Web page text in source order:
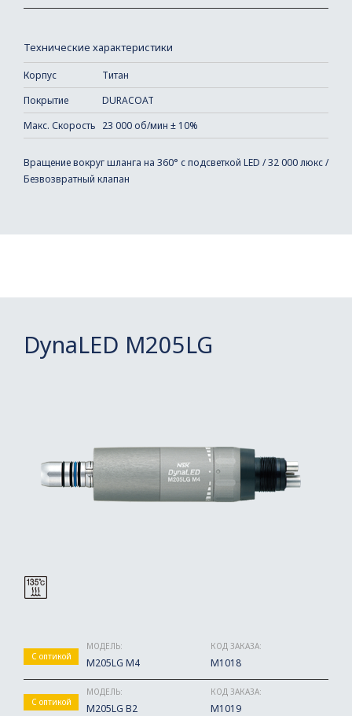
Технические характеристики
Корпус
Титан
Покрытие
DURACOAT
Макс. Скорость 23 000 об/мин ± 10%
Вращение вокруг шланга на 360° с подсветкой LED / 32 000 люкс /
Безвозвратный клапан
DynaLED M205LG
С оптикой
МОДЕЛЬ:
M205LG M4
КОД ЗАКАЗА:
M1018
С оптикой
МОДЕЛЬ:
M205LG B2
КОД ЗАКАЗА:
M1019